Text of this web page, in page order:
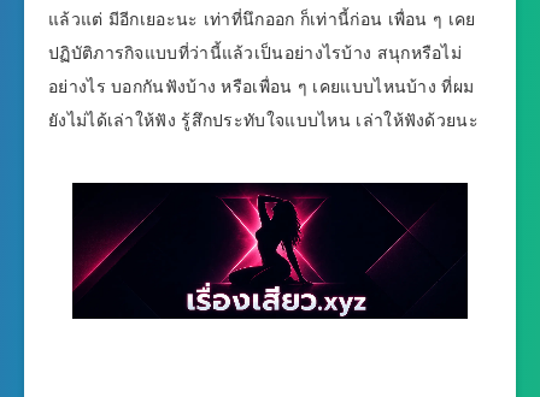
แล้วแต่ มีอีกเยอะนะ เท่าที่นึกออก ก็เท่านี้ก่อน เพื่อน ๆ เคย
ปฏิบัติภารกิจแบบที่ว่านี้แล้วเป็นอย่างไรบ้าง สนุกหรือไม่
อย่างไร บอกกันฟังบ้าง หรือเพื่อน ๆ เคยแบบไหนบ้าง ที่ผม
ยังไม่ได้เล่าให้ฟัง รู้สึกประทับใจแบบไหน เล่าให้ฟังด้วยนะ